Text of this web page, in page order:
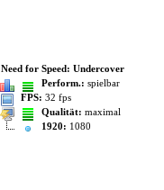
Need for Speed: Undercover
Perform.: spielbar
FPS: 32 fps
Qualität: maximal
1920: 1080